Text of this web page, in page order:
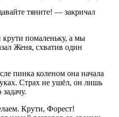
тяните! — закричал
помаленьку, а мы
Женя, схватив один
пинка коленом она начала
Страх не ушёл, он лишь
Крути, Форест!